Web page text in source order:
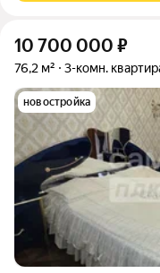
10 700 000 ₽
76,2 м² 3-комн.
новостройка